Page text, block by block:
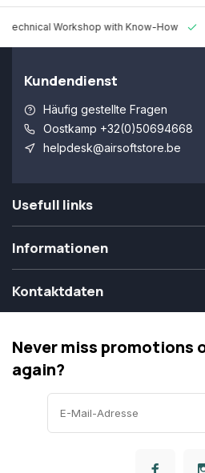
Technical Workshop with Know-How
Kundendienst
Häufig gestellte Fragen
Oostkamp +32(0)50694668
helpdesk@airsoftstore.be
Usefull links
Informationen
Kontaktdaten
Never miss promotions
again?